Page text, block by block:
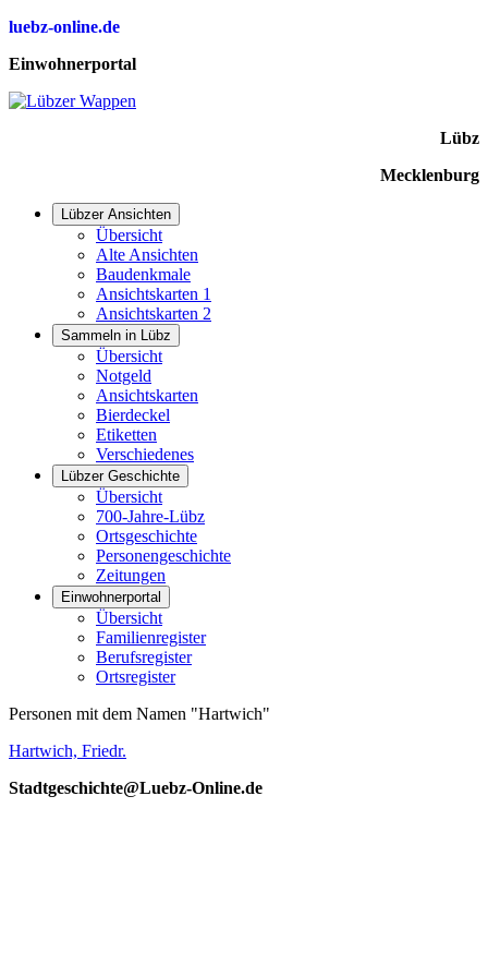
luebz-online.de
Einwohnerportal
Lübz
Mecklenburg
Lübzer Ansichten
Übersicht
Alte Ansichten
Baudenkmale
Ansichtskarten 1
Ansichtskarten 2
Sammeln in Lübz
Übersicht
Notgeld
Ansichtskarten
Bierdeckel
Etiketten
Verschiedenes
Lübzer Geschichte
Übersicht
700-Jahre-Lübz
Ortsgeschichte
Personengeschichte
Zeitungen
Einwohnerportal
Übersicht
Familienregister
Berufsregister
Ortsregister
Personen mit dem Namen "Hartwich"
Hartwich, Friedr.
Stadtgeschichte@Luebz-Online.de